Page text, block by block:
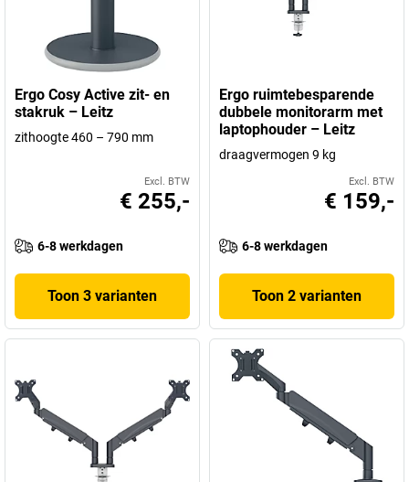
Ergo Cosy Active zit- en
stakruk – Leitz
zithoogte 460 – 790 mm
Excl. BTW
€ 255,-
6-8 werkdagen
Toon 3 varianten
Ergo ruimtebesparende
dubbele monitorarm met
laptophouder – Leitz
draagvermogen 9 kg
Excl. BTW
€ 159,-
6-8 werkdagen
Toon 2 varianten